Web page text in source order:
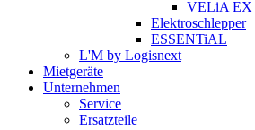
VELiA EX
Elektroschlepper
ESSENTiAL
L'M by Logisnext
Mietgeräte
Unternehmen
Service
Ersatzteile